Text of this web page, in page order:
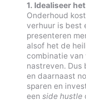
1. Idealiseer
Onderhoud
verhuur is best
presenteren
alsof het de
combinatie
nastreven. Dus
en daarnaast
sparen en
een side hustle